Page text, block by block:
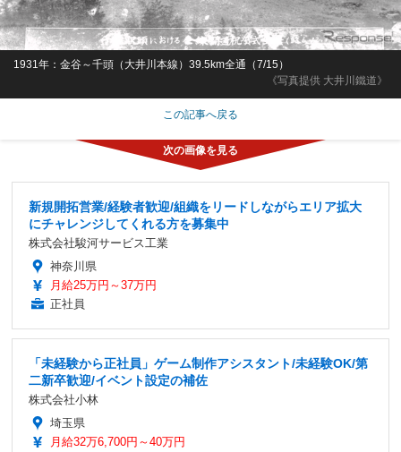
《写真提供 大井川鐵道》
1931年：金谷～千頭（大井川本線）39.5km全通（7/15）
この記事へ戻る
新規開拓営業/経験者歓迎/組織をリードしながらエリア拡大
にチャレンジしてくれる方を募集中
株式会社駿河サービス工業
神奈川県
月給25万円～37万円
正社員
「未経験から正社員」ゲーム制作アシスタント/未経験OK/第
二新卒歓迎/イベント設定の補佐
株式会社小林
埼玉県
月給32万6,700円～40万円